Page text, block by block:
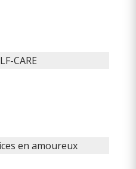
CARE
en amoureux